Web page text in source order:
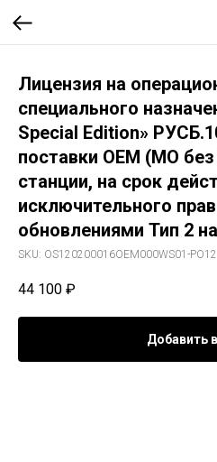
Лицензия на
специального
Special Edition»
поставки ОЕМ (МО
станции, на срок
исключительного
обновлениями Тип 2
SKU: OS120200016OEM000WS01-PO12
44 100 ₽
Добавить